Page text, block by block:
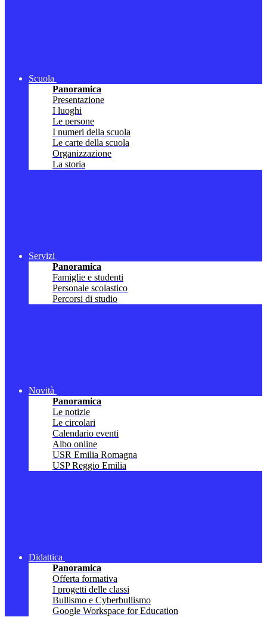
Scuola
Panoramica
Presentazione
I luoghi
Le persone
I numeri della scuola
Le carte della scuola
Organizzazione
La storia
Servizi
Panoramica
Famiglie e studenti
Personale scolastico
Percorsi di studio
Novità
Panoramica
Le notizie
Le circolari
Calendario eventi
Albo online
USR Emilia Romagna
USP Reggio Emilia
Didattica
Panoramica
Offerta formativa
I progetti delle classi
Bullismo e Cyberbullismo
Google Workspace for Education